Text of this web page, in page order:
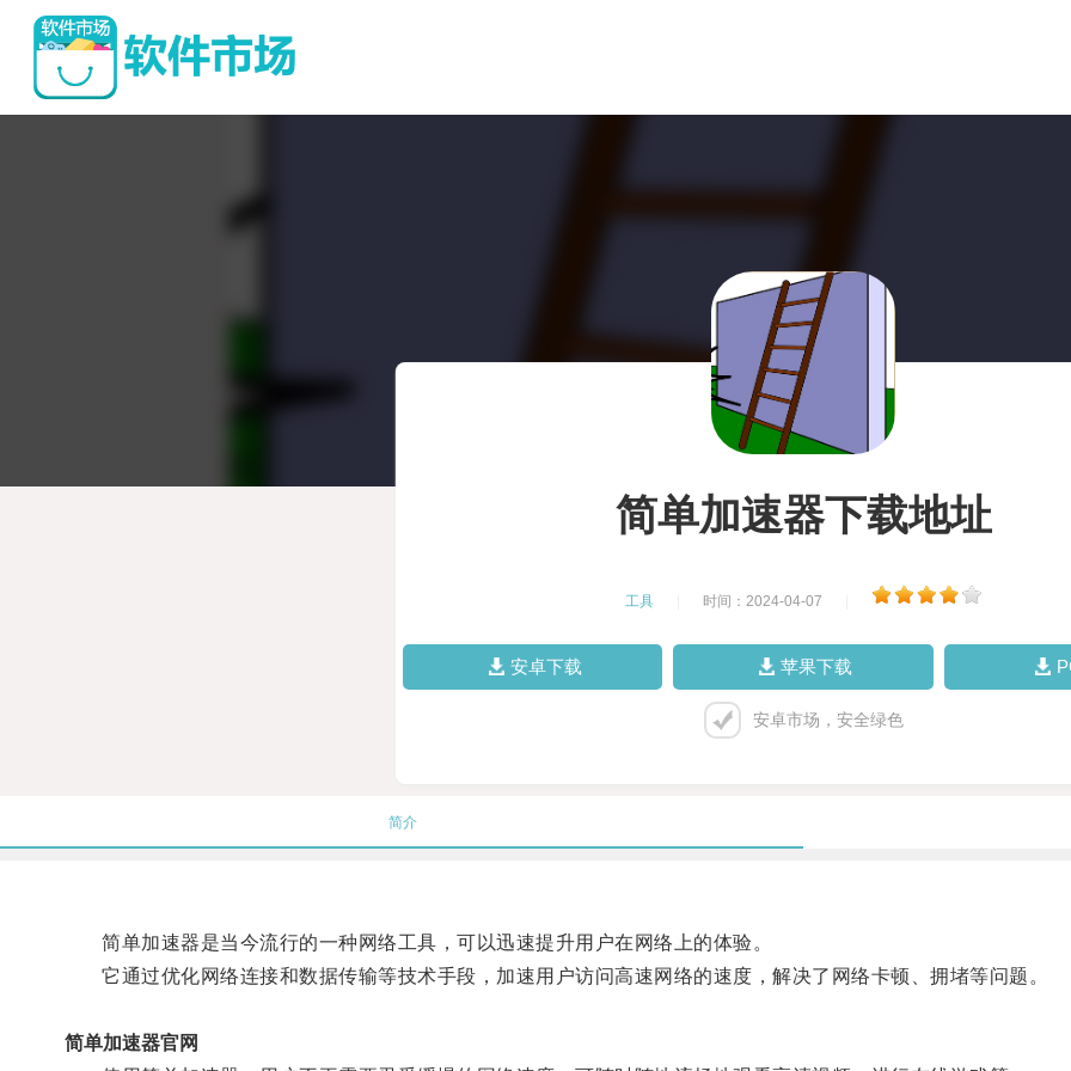
简单加速器下载地址
工具 时间：2024-04-07
安卓下载 苹果下载
安卓市场，安全绿色
简介
简单加速器是当今流行的一种网络工具，可以迅速提升用户在网络上的体验。
它通过优化网络连接和数据传输等技术手段，加速用户访问高速网络的速度，解决了网络卡顿、拥堵等问题。
简单加速器官网